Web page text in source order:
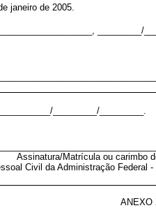
janeiro de 2005.
_________/
_________/_________.
Assinatura/Matrícula ou carimbo
Civil da Administração Federal -
ANEXO